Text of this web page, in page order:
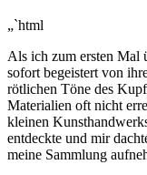
„`html
Als ⁢ich zum ersten Mal
sofort begeistert von
rötlichen⁤ Töne des
Materialien oft nicht
kleinen
entdeckte und mir
meine Sammlung